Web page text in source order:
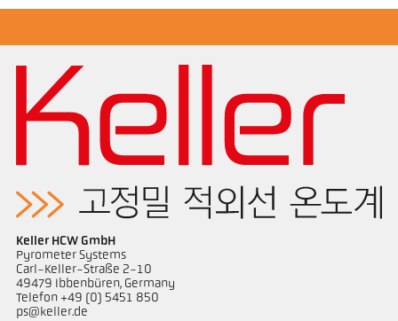
Keller HCW GmbH
Pyrometer Systems
Carl-Keller-Straße 2-10
49479 Ibbenbüren, Germany
Telefon +49 (0) 5451 850
ps@keller.de